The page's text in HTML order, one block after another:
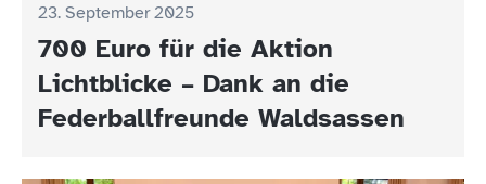
23. September 2025
700 Euro für die Aktion
Lichtblicke – Dank an die
Federballfreunde Waldsassen